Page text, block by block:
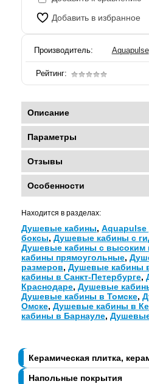
Керамическая плитка,
Напольные покрытия
Добавить в избранное
Производитель: Aquapulse
Рейтинг:
Описание
Параметры
Отзывы
Особенности
Находится в разделах:
Душевые кабины,
боксы, Душевые кабины с
Душевые кабины с высоким
кабины прямоугольные,
размеров, Душевые кабины
кабины в Санкт-Петербурге,
Краснодаре, Душевые
Душевые кабины в Томске,
Омске, Душевые кабины в
кабины в Барнауле,